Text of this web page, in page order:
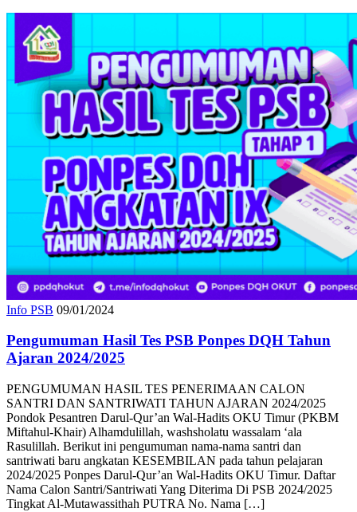
Pengumuman Hasil Tes PSB Ponpes DQH Tahun
PENGUMUMAN HASIL TES PENERIMAAN CALON
SANTRI DAN SANTRIWATI TAHUN AJARAN 2024/2025
Pondok Pesantren Darul-Qur’an Wal-Hadits OKU Timur (PKBM
Miftahul-Khair) Alhamdulillah, washsholatu wassalam ‘ala
Rasulillah. Berikut ini pengumuman nama-nama santri dan
santriwati baru angkatan KESEMBILAN pada tahun pelajaran
2024/2025 Ponpes Darul-Qur’an Wal-Hadits OKU Timur. Daftar
Nama Calon Santri/Santriwati Yang Diterima Di PSB 2024/2025